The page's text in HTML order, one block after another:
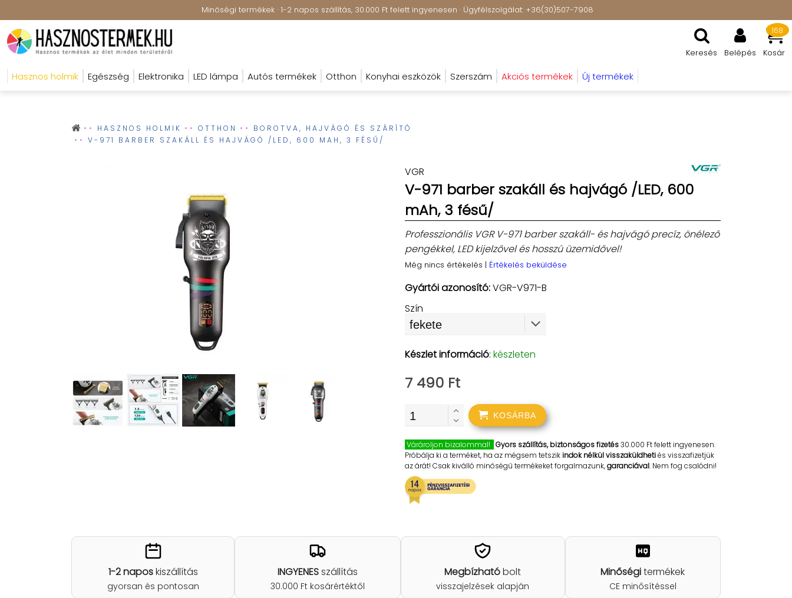
Minőségi termékek · 1-2 napos szállítás, 30.000 Ft felett ingyenesen · Ügyfélszolgálat: +36(30)507-7908
Keresés Belépés Kosár
168
Hasznos holmik Egészség Elektronika LED lámpa Autós termékek Otthon Konyhai eszközök Szerszám Akciós termékek Új termékek
HASZNOS HOLMIK OTTHON
BOROTVA, HAJVÁGÓ ÉS SZÁRÍTÓ
V-971 BARBER SZAKÁLL ÉS HAJVÁGÓ /LED, 600 MAH, 3 FÉSŰ/
VGR
V-971 barber szakáll és hajvágó /LED, 600
mAh, 3 fésű/
Professzionális VGR V-971 barber szakáll- és hajvágó precíz, önélező
pengékkel, LED kijelzővel és hosszú üzemidővel!
Még nincs értékelés | Értékelés beküldése
Gyártói azonosító:VGR-V971-B
Szín
Készlet információ: készleten
7 490 Ft
KOSÁRBA
Várároljon bizalommal! Gyors szállítás, biztonságos fizetés30.000 Ft felett ingyenesen.
Próbálja ki a terméket, ha az mégsem tetszikindok nélkül visszaküldhetiés visszafizetjük
az árát! Csak kiválló minőségű termékeket forgalmazunk,garanciával. Nem fog csalódni!
1-2 naposkiszállítás
gyorsan és pontosan
INGYENESszállítás
30.000 Ft kosárértéktől
Megbízhatóbolt
visszajelzések alapján
Minőségitermékek
CE minősítéssel